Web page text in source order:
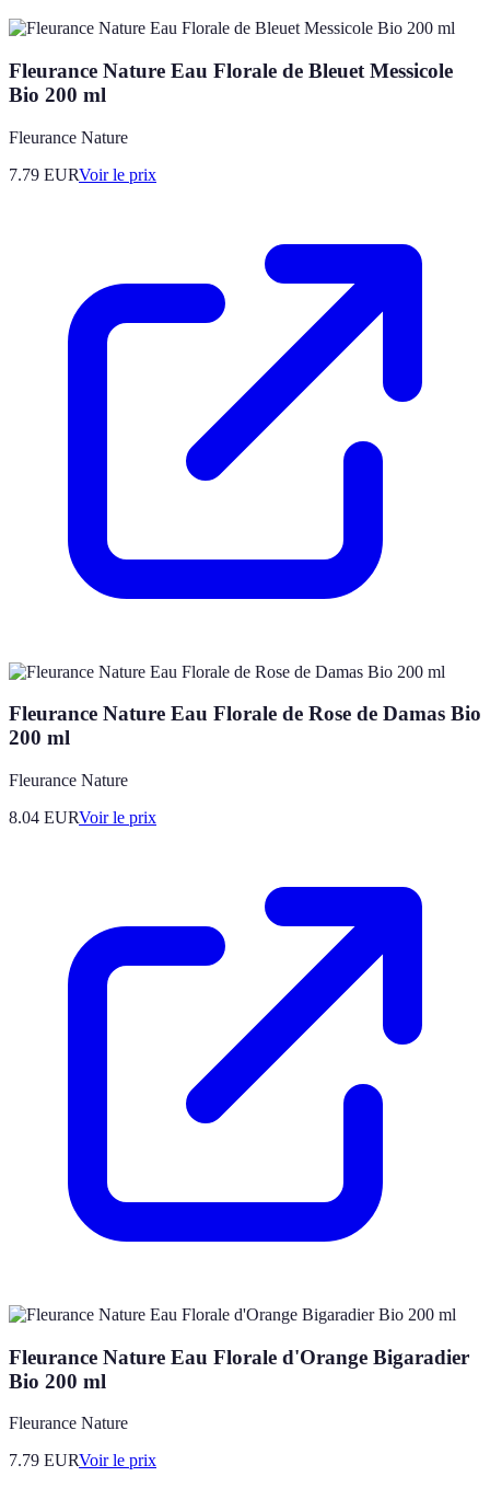
Fleurance Nature Eau Florale de Bleuet Messicole
Bio 200 ml
Fleurance Nature
7.79 EURVoir le prix
Fleurance Nature Eau Florale de Rose de Damas Bio
200 ml
Fleurance Nature
8.04 EURVoir le prix
Fleurance Nature Eau Florale d'Orange Bigaradier
Bio 200 ml
Fleurance Nature
7.79 EURVoir le prix